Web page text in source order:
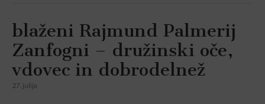
blaženi Rajmund Palmerij
Zanfogni – družinski oče,
vdovec in dobrodelnež
27. julija